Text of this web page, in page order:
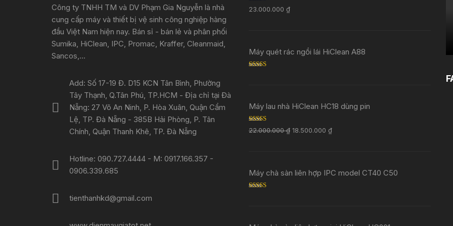
Công ty TNHH TM và DV Phạm Gia Nguyễn là nhà
cung cấp máy và thiết bị vệ sinh công nghiệp hàng
đầu Việt Nam hiện nay. Bán sỉ - bán lẻ và phân phối
Sumika, HiClean, IPC, Promac, Kraffer, Cleanmaid,
Sancos,...
Add: Số 17-19 Đ. D15 KCN Tân Bình, Phường
Tây Thạnh, Q.Tân Phú, TP.HCM - Địa chỉ tại Đà
Nẵng: 27 Võ An Ninh, P. Hòa Xuân, Quận Cẩm
Lệ, TP. Đà Nẵng - 385B Hải Phòng, P. Tân
Chính, Quận Thanh Khê, TP. Đà Nẵng
Hotline: 090.727.4444 - M: 0917.166.357 -
0906.339.685
tienthanhkd@gmail.com
Rated5.00
out of 5
23.000.000 ₫
Máy quét rác ngồi lái HiClean A88
Máy lau nhà HiClean HC18 dùng pin
Rated5.00
out of 5
22.000.000₫ 18.500.000 ₫
Máy chà sàn liên hợp IPC model CT40 C50